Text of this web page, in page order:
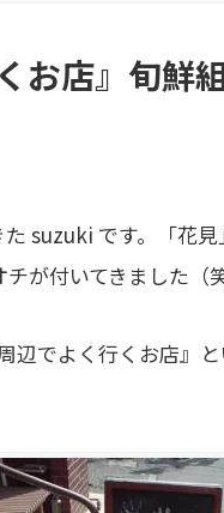
お店』旬鮮
suzuki です。「花
が付いてきました（笑
辺でよく行くお店』